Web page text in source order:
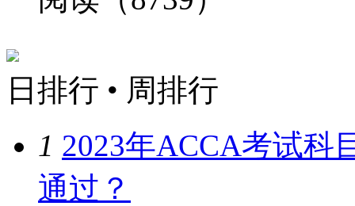
日排行 • 周排行
1 2023年ACCA考试科
通过？